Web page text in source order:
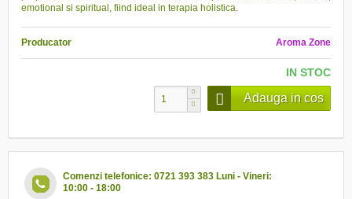
emotional si spiritual, fiind ideal in terapia holistica.
Producator Aroma Zone
IN STOC
Adauga in cos
Comenzi telefonice: 0721 393 383 Luni - Vineri:
10:00 - 18:00